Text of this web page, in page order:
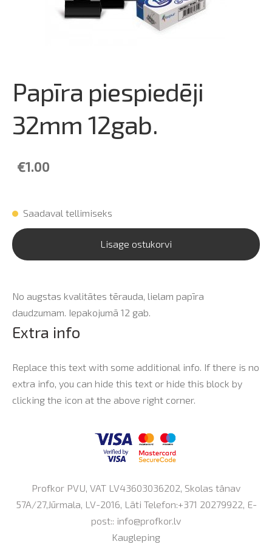
Extra info
Replace this text with some additional info. If there is no
extra info, you can hide this text or hide this block by
clicking the icon at the above right corner.
Papīra piespiedēji
32mm 12gab.
€1.00
Saadaval tellimiseks
Lisage ostukorvi
No augstas kvalitātes tērauda, lielam papīra
daudzumam. Iepakojumā 12 gab.
Profkor PVU, VAT LV43603036202, Skolas tänav
57A/27,Jūrmala, LV-2016, Läti Telefon:+371 20279922, E-
post:: info@profkor.lv
Kaugleping